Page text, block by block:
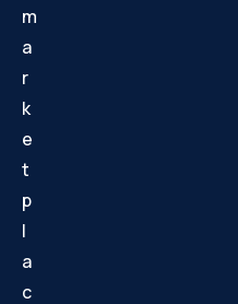
m
a
r
k
e
t
p
l
a
c